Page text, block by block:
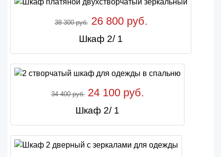
38 300 руб.26 800 руб.
Шкаф 2/ 1
34 400 руб.24 100 руб.
Шкаф 2/ 1